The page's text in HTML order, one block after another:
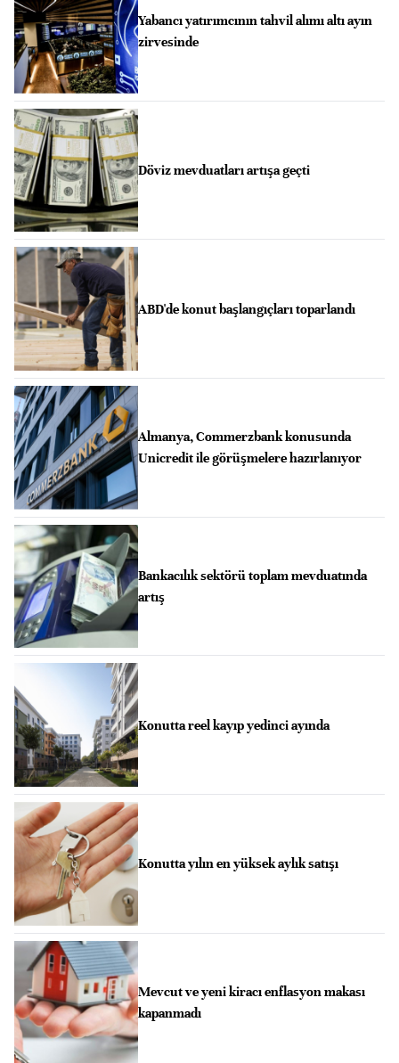
Yabancı yatırımcının tahvil alımı altı ayın
zirvesinde
Döviz mevduatları artışa geçti
ABD'de konut başlangıçları toparlandı
Almanya, Commerzbank konusunda
Unicredit ile görüşmelere hazırlanıyor
Bankacılık sektörü toplam mevduatında
artış
Konutta reel kayıp yedinci ayında
Konutta yılın en yüksek aylık satışı
Mevcut ve yeni kiracı enflasyon makası
kapanmadı